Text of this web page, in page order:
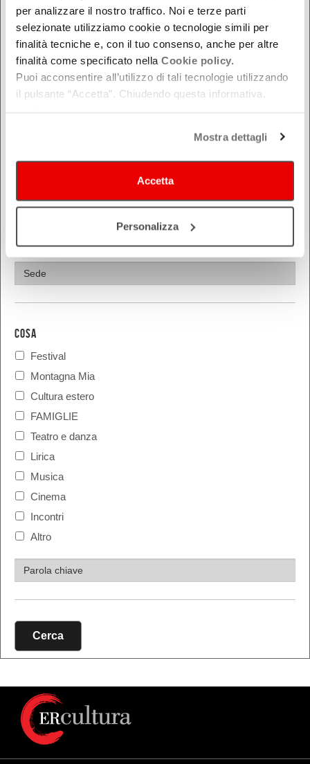
per analizzare il nostro traffico. Noi e terze parti
selezionate utilizziamo cookie o tecnologie simili per
finalità tecniche e, con il tuo consenso, anche per altre
finalità come specificato nella Cookie policy.
Puoi acconsentire all’utilizzo di tali tecnologie utilizzando
il pulsante “Accetta”. Chiudendo questa informativa,
Mostra dettagli
Accetta
Personalizza
DOVE
Bologna
Forlì-Cesena
Rimini
COSA
Festival
Montagna Mia
Cultura estero
FAMIGLIE
Teatro e danza
Lirica
Musica
Cinema
Incontri
Altro
Cerca